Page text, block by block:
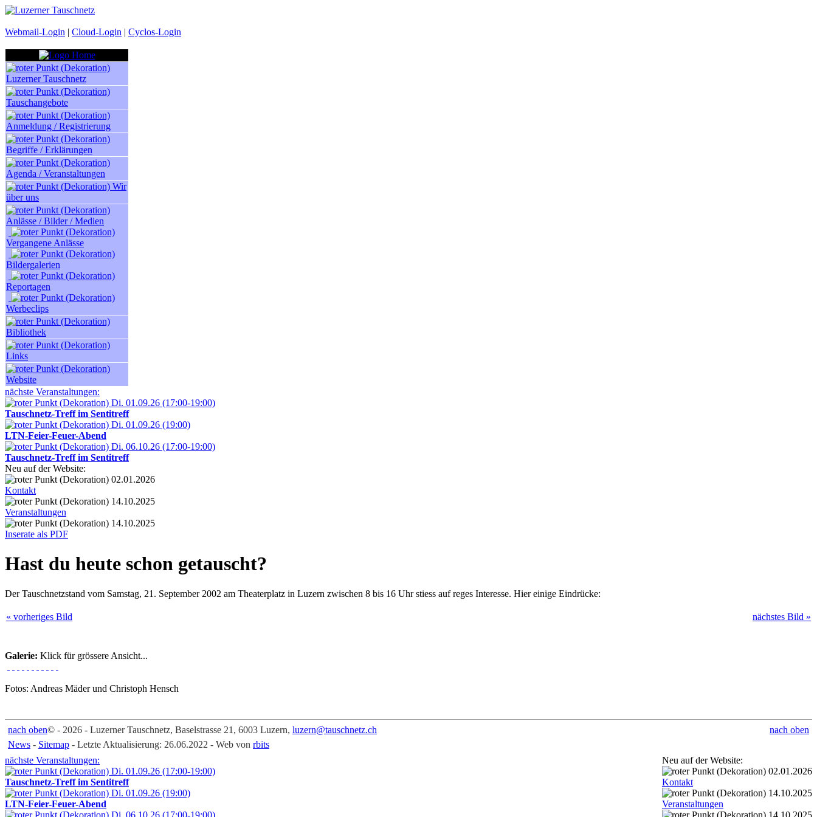
Webmail-Login | Cloud-Login | Cyclos-Login
Luzerner Tauschnetz
Tauschangebote
Anmeldung / Registrierung
Begriffe / Erklärungen
Agenda / Veranstaltungen
Wir
über uns
Anlässe / Bilder / Medien
Vergangene Anlässe
Bildergalerien
Reportagen
Werbeclips
Bibliothek
Links
Website
nächste Veranstaltungen:
Di. 01.09.26 (17:00-19:00)
Tauschnetz-Treff im Sentitreff
Di. 01.09.26 (19:00)
LTN-Feier-Feuer-Abend
Di. 06.10.26 (17:00-19:00)
Tauschnetz-Treff im Sentitreff
Neu auf der Website:
02.01.2026
Kontakt
14.10.2025
Veranstaltungen
14.10.2025
Inserate als PDF
Hast du heute schon getauscht?
Der Tauschnetzstand vom Samstag, 21. September 2002 am Theaterplatz in Luzern zwischen 8 bis 16 Uhr stiess auf reges Interesse. Hier einige Eindrücke:
« vorheriges Bild nächstes Bild »
Galerie: Klick für grössere Ansicht...
Fotos: Andreas Mäder und Christoph Hensch
nach oben nach oben
© - 2026 - Luzerner Tauschnetz, Baselstrasse 21, 6003 Luzern, luzern@tauschnetz.ch
News - Sitemap - Letzte Aktualisierung: 26.06.2022 - Web von rbits
nächste Veranstaltungen:
Di. 01.09.26 (17:00-19:00)
Tauschnetz-Treff im Sentitreff
Di. 01.09.26 (19:00)
LTN-Feier-Feuer-Abend
Di. 06.10.26 (17:00-19:00)
Neu auf der Website:
02.01.2026
Kontakt
14.10.2025
Veranstaltungen
14.10.2025